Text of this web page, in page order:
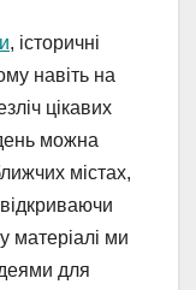
, історичні
навіть на
цікавих
можна
містах,
матеріалі ми
для